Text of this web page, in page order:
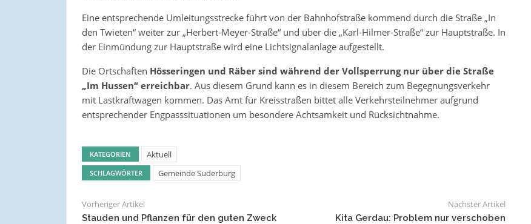
Eine entsprechende Umleitungsstrecke führt von der Bahnhofstraße kommend durch die Straße „In
den Twieten“ weiter zur „Herbert-Meyer-Straße“ und über die „Karl-Hilmer-Straße“ zur Hauptstraße. In
der Einmündung zur Hauptstraße wird eine Lichtsignalanlage aufgestellt.
Die Ortschaften Hösseringen und Räber sind während der Vollsperrung nur über die Straße
„Im Hussen“ erreichbar. Aus diesem Grund kann es in diesem Bereich zum Begegnungsverkehr
mit Lastkraftwagen kommen. Das Amt für Kreisstraßen bittet alle Verkehrsteilnehmer aufgrund
entsprechender Engpasssituationen um besondere Achtsamkeit und Rücksichtnahme.
KATEGORIEN Aktuell
SCHLAGWÖRTER Gemeinde Suderburg
Vorheriger Artikel
Stauden und Pflanzen für den guten Zweck
Nächster Artikel
Kita Gerdau: Problem nur verschoben